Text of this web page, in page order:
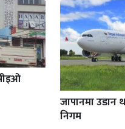
जापानमा उडान
निगम